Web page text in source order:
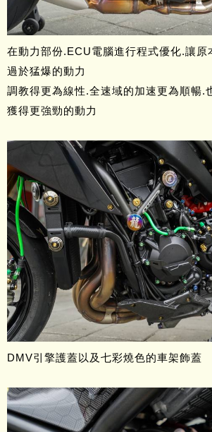
在動力部份.ECU電腦進行程式優化.讓原
過於猛爆的動力
調教得更為線性.全速域的加速更為順暢.
獲得更強勁的動力
DMV引擎護蓋以及七彩燒色的車架飾蓋